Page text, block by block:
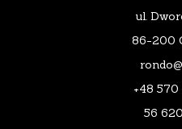
ul.
86-200
+48
56